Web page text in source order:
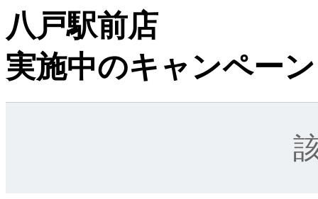
八戸駅前店
実施中のキャンペーン